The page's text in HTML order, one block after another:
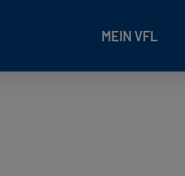
MEIN VFL